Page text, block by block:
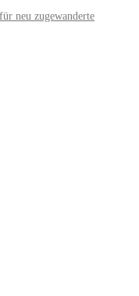
neu zugewanderte